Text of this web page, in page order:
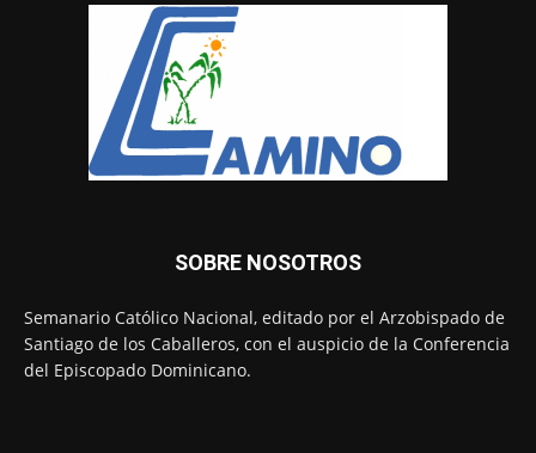
SOBRE NOSOTROS
Semanario Católico Nacional, editado por el Arzobispado de
Santiago de los Caballeros, con el auspicio de la Conferencia
del Episcopado Dominicano.